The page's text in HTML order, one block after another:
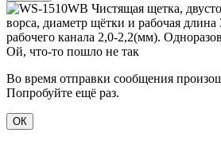
Ой, что-то пошло не так
Во время отправки сообщения
Попробуйте ещё раз.
ОК